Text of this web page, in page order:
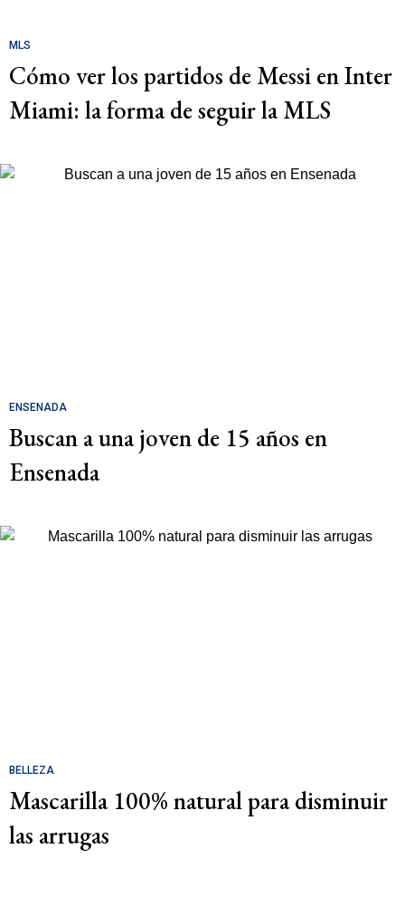
MLS
Cómo ver los partidos de Messi en Inter
Miami: la forma de seguir la MLS
ENSENADA
Buscan a una joven de 15 años en
Ensenada
BELLEZA
Mascarilla 100% natural para disminuir
las arrugas